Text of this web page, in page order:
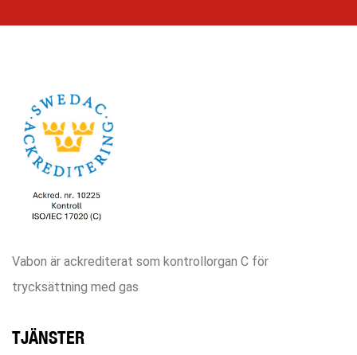
Vabon är ackrediterat som kontrollorgan C för
trycksättning med gas
TJÄNSTER